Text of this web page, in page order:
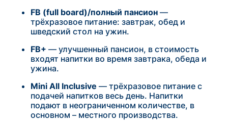
FB (full board)/полный пансион —
трёхразовое питание: завтрак, обед и
шведский стол на ужин.
FB+ — улучшенный пансион, в стоимость
входят напитки во время завтрака, обеда и
ужина.
Mini All Inclusive — трёхразовое питание с
подачей напитков весь день. Напитки
подают в неограниченном количестве, в
основном – местного производства.